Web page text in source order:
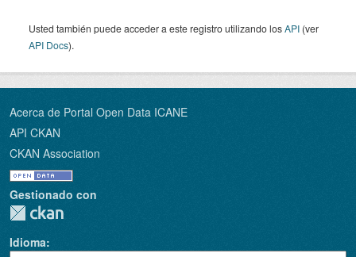
Usted también puede acceder a este registro utilizando losAPI (ver
API Docs).
Acerca de Portal Open Data ICANE
API CKAN
CKAN Association
Gestionado con
Idioma